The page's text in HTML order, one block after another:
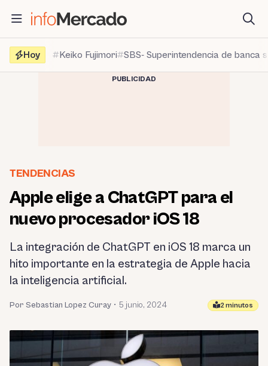
contenido
Hoy
Keiko Fujimori SBS- Superintendencia de banca
PUBLICIDAD
TENDENCIAS
Apple elige a ChatGPT para el
nuevo procesador iOS 18
La integración de ChatGPT en iOS 18 marca un
hito importante en la estrategia de Apple hacia
la inteligencia artificial.
Por Sebastian Lopez Curay • 5 junio, 2024 2 minutos